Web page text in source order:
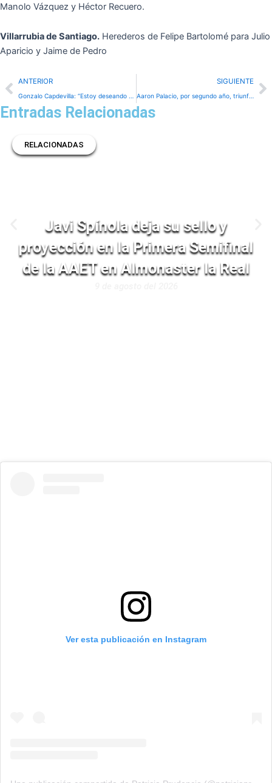
Manolo Vázquez y Héctor Recuero.
Villarrubia de Santiago. Herederos de Felipe Bartolomé para Julio
Aparicio y Jaime de Pedro
Prev
ANTERIOR
Gonzalo Capdevilla: “Estoy deseando recibir el alta para irme a casa y reaparecer lo antes posible”
SIGUIENTE
Aaron Palacio, por segundo año, triunfador de Cella
Entradas Relacionadas
RELACIONADAS
Javi Spínola deja su sello y
proyección en la Primera Semifinal
de la AAET en Almonaster la Real
Ver esta publicación en Instagram